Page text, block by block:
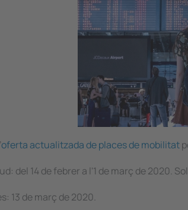
oferta actualitzada de places de mobilitat
del 14 de febrer a l'1 de març de 2020.
13 de març de 2020.